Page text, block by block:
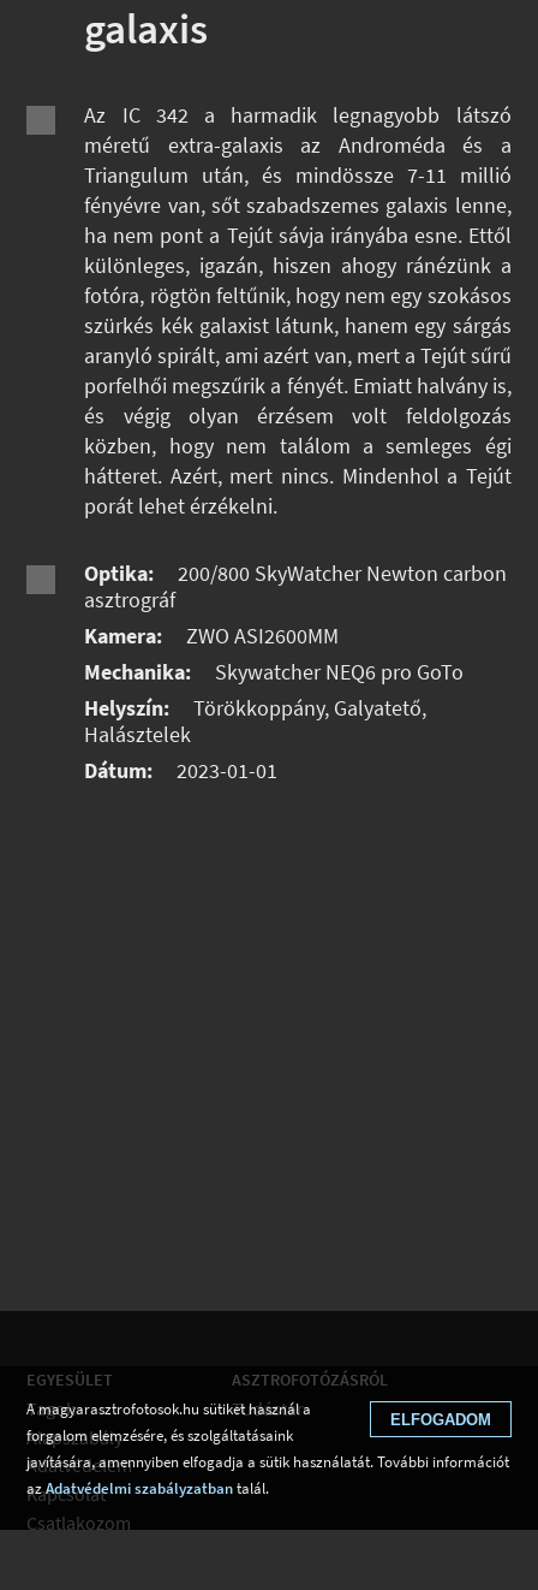
galaxis
Az IC 342 a harmadik legnagyobb látszó
méretű extra-galaxis az Androméda és a
Triangulum után, és mindössze 7-11 millió
fényévre van, sőt szabadszemes galaxis lenne,
ha nem pont a Tejút sávja irányába esne. Ettől
különleges, igazán, hiszen ahogy ránézünk a
fotóra, rögtön feltűnik, hogy nem egy szokásos
szürkés kék galaxist látunk, hanem egy sárgás
aranyló spirált, ami azért van, mert a Tejút sűrű
porfelhői megszűrik a fényét. Emiatt halvány is,
és végig olyan érzésem volt feldolgozás
közben, hogy nem találom a semleges égi
hátteret. Azért, mert nincs. Mindenhol a Tejút
porát lehet érzékelni.
Optika:
200/800 SkyWatcher Newton carbon
asztrográf
Kamera:
ZWO ASI2600MM
Mechanika:
Skywatcher NEQ6 pro GoTo
Helyszín:
Törökkoppány, Galyatető,
Halásztelek
Dátum:
2023-01-01
EGYESÜLET
Tagok
Alapszabály
Adatvédelem
Kapcsolat
Csatlakozom
ASZTROFOTÓZÁSRÓL
Tudástár ELFOGADOM
A magyarasztrofotosok.hu sütiket használ a
forgalom elemzésére, és szolgáltatásaink
javítására, amennyiben elfogadja a sütik használatát. További információt
azAdatvédelmi szabályzatbantalál.